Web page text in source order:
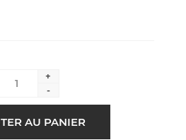
+
-